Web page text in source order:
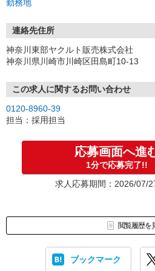
勤務地
連絡先住所
神奈川東部ヤクルト販売株式会社
神奈川県川崎市川崎区田島町10-13
この求人に関するお問い合わせ
0120-8960-39
担当：採用担当
応募画面へ進
1分で応募完了!!
求人応募期間：2026/07/
閲覧履歴を
ブックマーク